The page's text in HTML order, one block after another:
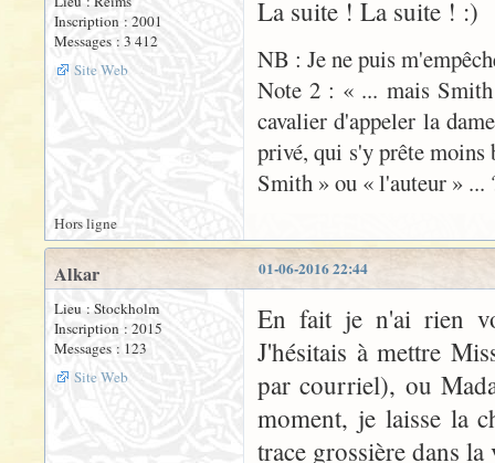
Inscription : 2001
Messages : 3 412
Site Web
La suite ! La suite ! :)
NB : Je ne puis
Note 2 : « ... mais
cavalier d'appeler la
privé, qui s'y prête moins
Smith » ou « l'auteur » ...
Hors ligne
01-06-2016 22:44
Alkar
Lieu : Stockholm
Inscription : 2015
Messages : 123
Site Web
En fait je n'ai rien
J'hésitais à mettre
par courriel), ou
moment, je laisse la
trace grossière dans